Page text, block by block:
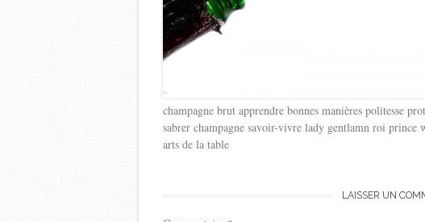
champagne brut apprendre bonnes manières politesse
sabrer champagne savoir-vivre lady gentlamn roi
arts de la table
LAISSER UN